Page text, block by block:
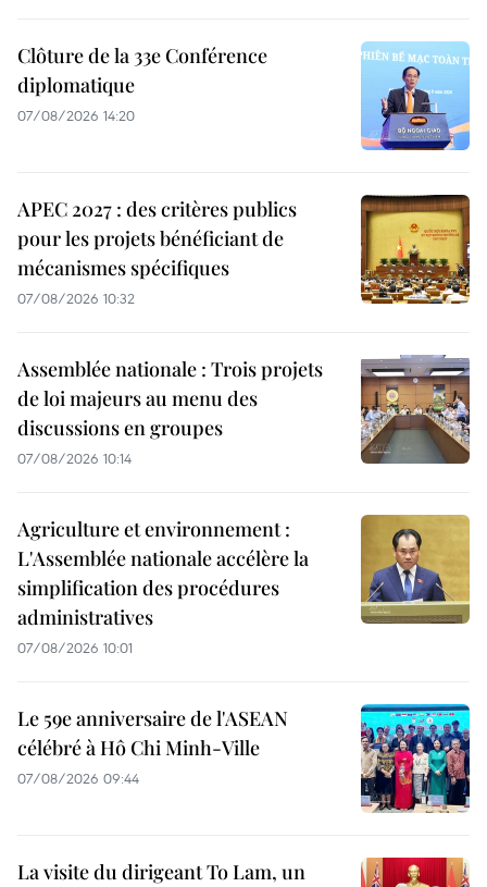
Clôture de la 33e Conférence
diplomatique
07/08/2026 14:20
APEC 2027 : des critères publics
pour les projets bénéficiant de
mécanismes spécifiques
07/08/2026 10:32
Assemblée nationale : Trois projets
de loi majeurs au menu des
discussions en groupes
07/08/2026 10:14
Agriculture et environnement :
L'Assemblée nationale accélère la
simplification des procédures
administratives
07/08/2026 10:01
Le 59e anniversaire de l'ASEAN
célébré à Hô Chi Minh-Ville
07/08/2026 09:44
La visite du dirigeant To Lam, un